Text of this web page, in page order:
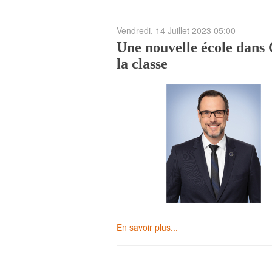
Vendredi, 14 Juillet 2023 05:00
Une nouvelle école
la classe
En savoir plus...